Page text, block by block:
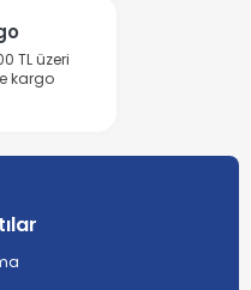
TL üzeri
kargo